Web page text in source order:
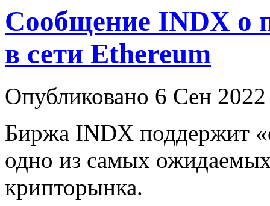
Сообщение INDX о
в сети Ethereum
Опубликовано 6 Сен 2022
Биржа INDX поддержит
одно из самых
крипторынка.